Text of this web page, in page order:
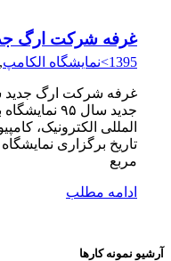
غرفه شرکت ارگ
1395>نمایشگاه الکامپ ,
جدید سال ۹۵
المللی الکترونیک،
مربع
ادامه مطلب
آرشیو نمونه کارها